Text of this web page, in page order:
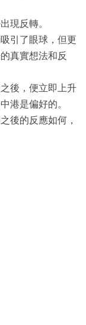
現反轉。
引了眼球，但更
真實想法和反
後，便立即上升
港是偏好的。
後的反應如何，